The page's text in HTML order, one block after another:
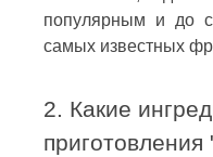
популярным и до
самых известных
2. Какие